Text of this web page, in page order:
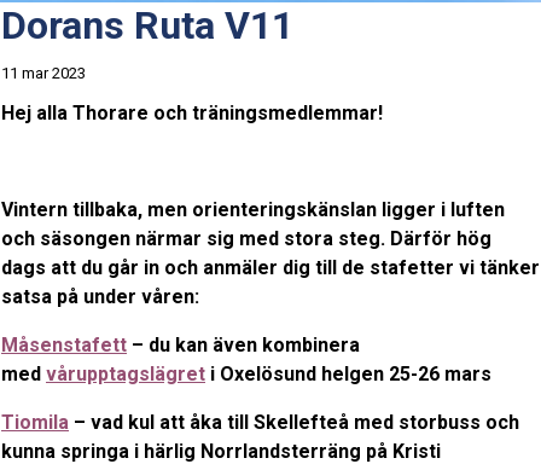
Dorans Ruta V11
11 mar 2023
Hej alla Thorare och träningsmedlemmar!
Vintern tillbaka, men orienteringskänslan ligger i luften
och säsongen närmar sig med stora steg. Därför hög
dags att du går in och anmäler dig till de stafetter vi tänker
satsa på under våren:
Måsenstafett – du kan även kombinera
med vårupptagslägret i Oxelösund helgen 25-26 mars
Tiomila – vad kul att åka till Skellefteå med storbuss och
kunna springa i härlig Norrlandsterräng på Kristi